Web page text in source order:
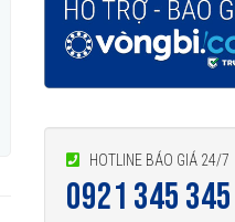
HOTLINE BÁO GIÁ 24/7
0921 345 345